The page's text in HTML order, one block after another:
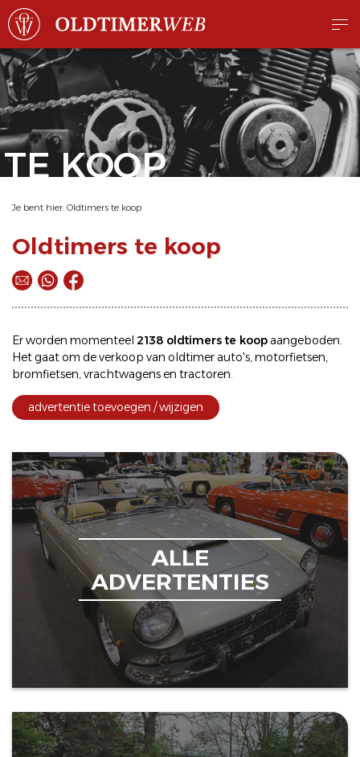
TE KOOP
Je bent hier: Oldtimers te koop
Oldtimers te koop
Er worden momenteel 2138 oldtimers te koopaangeboden.
Het gaat om deverkoop van oldtimerauto's,motorfietsen,
bromfietsen,vrachtwagens en tractoren.
advertentie toevoegen / wijzigen
ALLE
ADVERTENTIES